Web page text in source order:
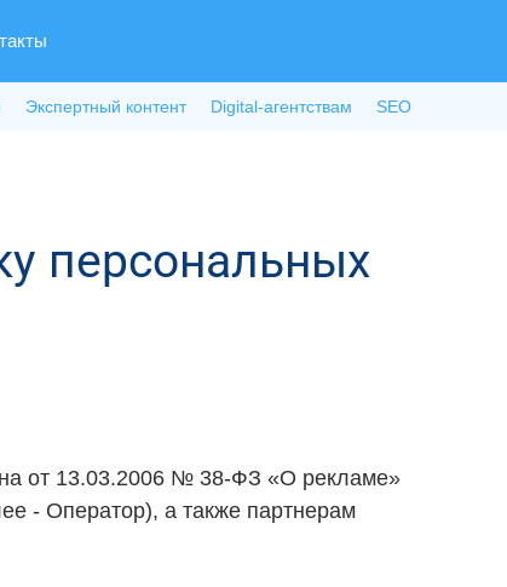
Экспертный контент Digital-агентствам SEO
персональных
от 13.03.2006 № 38-ФЗ «О рекламе»
- Оператор), а также партнерам